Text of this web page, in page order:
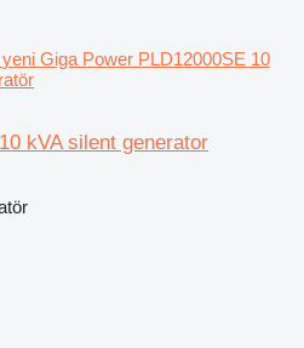
yeni Giga Power PLD12000SE 10
kVA silent generator